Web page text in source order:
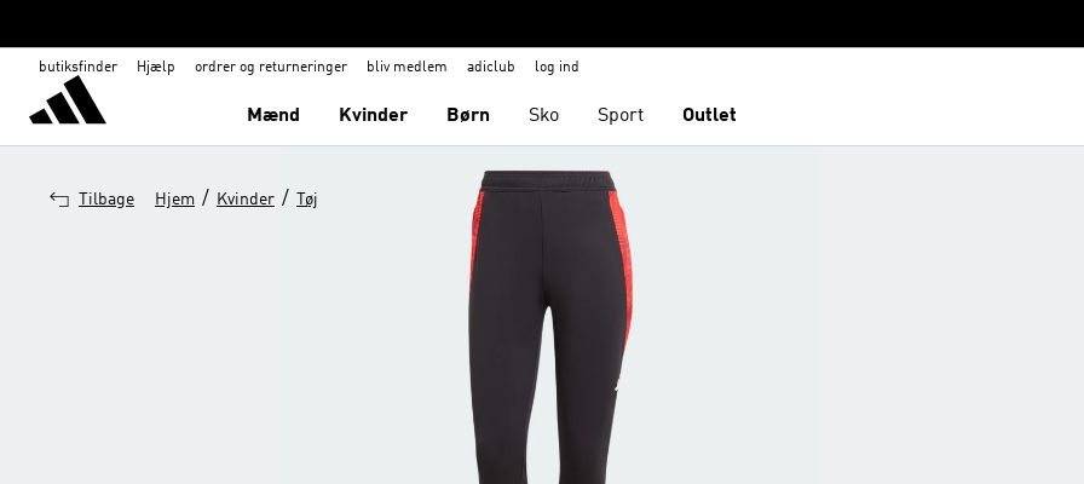
butiksfinder Hjælp ordrer og returneringer bliv medlem adiclub log ind
Mænd Kvinder Børn Sko Sport Outlet
Tilbage Hjem / Kvinder / Tøj